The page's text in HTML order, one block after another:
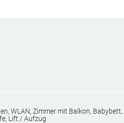
WLAN, Zimmer mit Balkon,
Lift / Aufzug